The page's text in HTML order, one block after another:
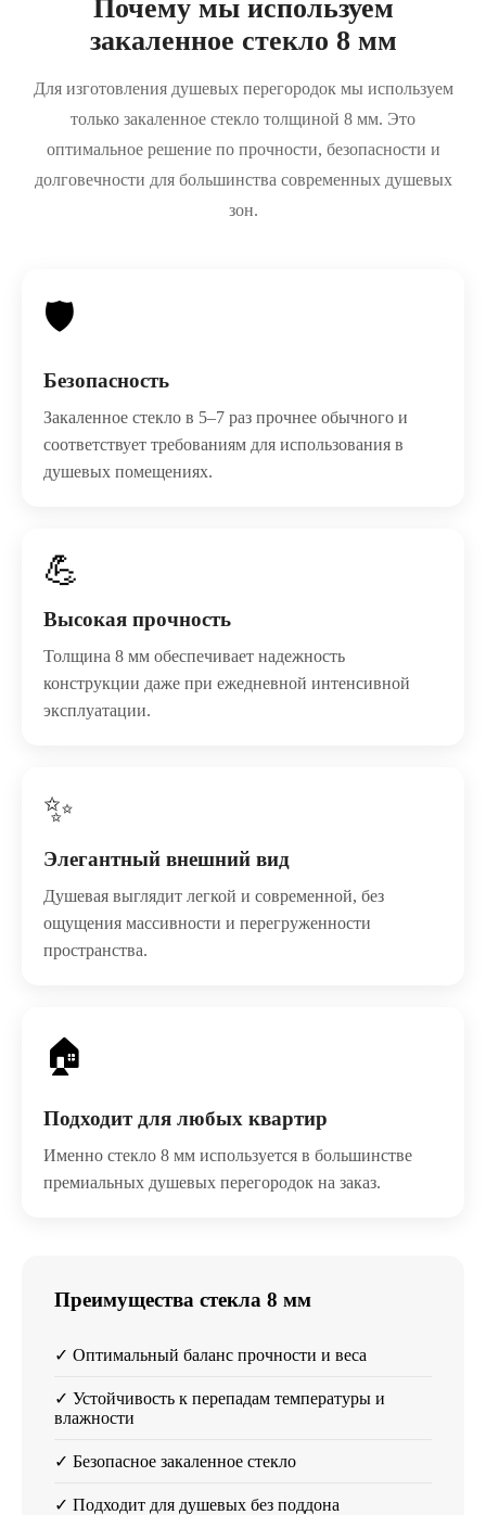
Почему мы используем
закаленное стекло 8 мм
Для изготовления душевых перегородок мы используем
только закаленное стекло толщиной 8 мм. Это
оптимальное решение по прочности, безопасности и
долговечности для большинства современных душевых
зон.
🛡️
Безопасность
Закаленное стекло в 5–7 раз прочнее обычного и
соответствует требованиям для использования в
душевых помещениях.
💪
Высокая прочность
Толщина 8 мм обеспечивает надежность
конструкции даже при ежедневной интенсивной
эксплуатации.
✨
Элегантный внешний вид
Душевая выглядит легкой и современной, без
ощущения массивности и перегруженности
пространства.
🏠
Подходит для любых квартир
Именно стекло 8 мм используется в большинстве
премиальных душевых перегородок на заказ.
Преимущества стекла 8 мм
✓ Оптимальный баланс прочности и веса
✓ Устойчивость к перепадам температуры и
влажности
✓ Безопасное закаленное стекло
✓ Подходит для душевых без поддона